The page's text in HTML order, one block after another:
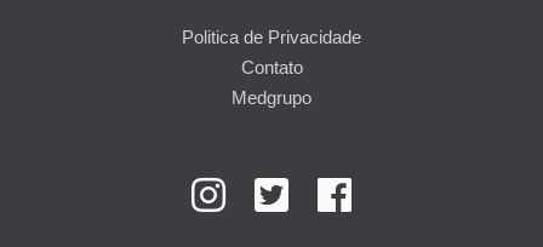
Politica de Privacidade
Contato
Medgrupo